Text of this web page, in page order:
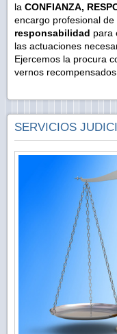
la CONFIANZA,
encargo profesional
responsabilidad para
las actuaciones
Ejercemos la procura
vernos
SERVICIOS